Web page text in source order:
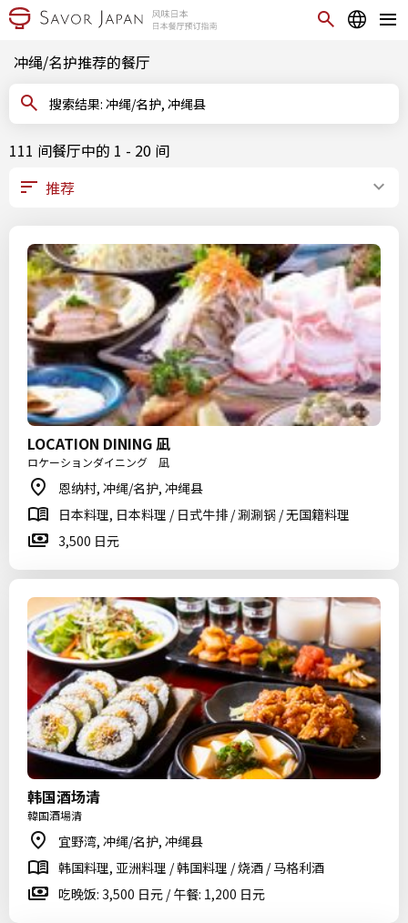
冲绳/名护推荐的餐厅
搜索结果: 冲绳/名护, 冲绳县
111 间餐厅中的 1 - 20 间
LOCATION DINING 凪
ロケーションダイニング 凪
恩纳村, 冲绳/名护, 冲绳县
日本料理, 日本料理 / 日式牛排 / 涮涮锅 / 无国籍料理
3,500 日元
韩国酒场清
韓国酒場清
宜野湾, 冲绳/名护, 冲绳县
韩国料理, 亚洲料理 / 韩国料理 / 烧酒 / 马格利酒
吃晚饭: 3,500 日元 / 午餐: 1,200 日元